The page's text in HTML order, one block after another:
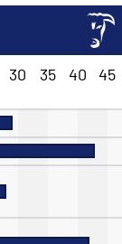
30 35 40 45